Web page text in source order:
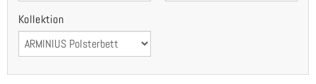
Kollektion